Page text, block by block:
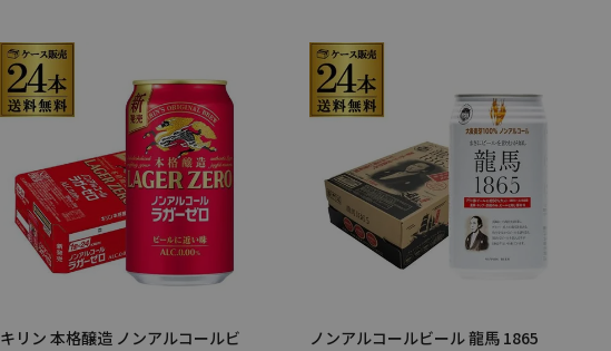
キリン 本格醸造 ノンアルコールビ
ノンアルコールビール 龍馬 1865